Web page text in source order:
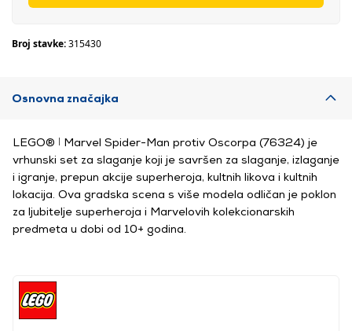
Broj stavke:315430
Osnovna značajka
LEGO® ǀ Marvel Spider-Man protiv Oscorpa (76324) je
vrhunski set za slaganje koji je savršen za slaganje, izlaganje
i igranje, prepun akcije superheroja, kultnih likova i kultnih
lokacija. Ova gradska scena s više modela odličan je poklon
za ljubitelje superheroja i Marvelovih kolekcionarskih
predmeta u dobi od 10+ godina.